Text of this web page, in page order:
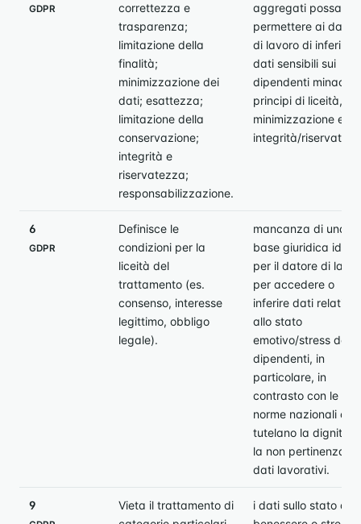
GDPR
correttezza e
trasparenza;
limitazione della
finalità;
minimizzazione dei
dati; esattezza;
limitazione della
conservazione;
integrità e
riservatezza;
responsabilizzazione.
aggregati possano
permettere ai datori
di lavoro di inferire
dati sensibili sui
dipendenti
principi di liceità,
minimizzazione e
integrità/
6
GDPR
Definisce le
condizioni per la
liceità del
trattamento (es.
consenso, interesse
legittimo, obbligo
legale).
mancanza di una
base giuridica
per il datore di
per accedere o
inferire dati relativi
allo stato
emotivo/stress dei
dipendenti, in
particolare, in
contrasto con le
norme nazionali che
tutelano la dignità e
la non pertinenza
dati lavorativi.
9
Vieta il trattamento di
i dati sullo stato di